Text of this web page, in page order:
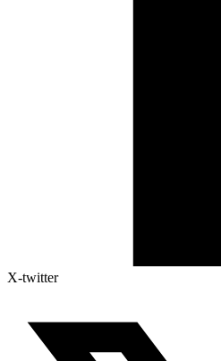
X-twitter